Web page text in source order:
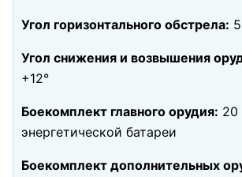
Угол горизонтального обстрела:
Угол снижения и возвышения
+12°
Боекомплект главного орудия: 20
энергетической батареи
Боекомплект дополнительных